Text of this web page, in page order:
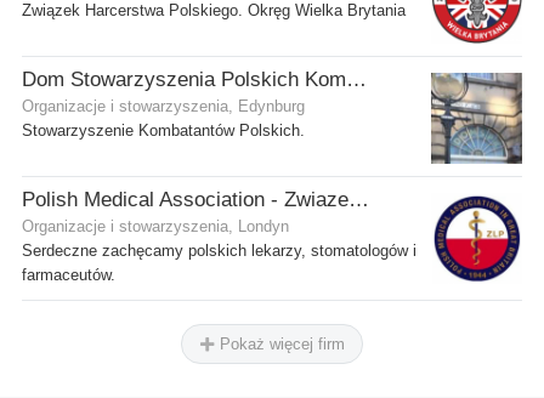
Związek Harcerstwa Polskiego. Okręg Wielka Brytania
Dom Stowarzyszenia Polskich Kombatantów (SPK) w Edynburgu
Organizacje i stowarzyszenia, Edynburg
Stowarzyszenie Kombatantów Polskich.
Polish Medical Association - Zwiazek Lekarzy Polskich w Wielkiej Brytanii
Organizacje i stowarzyszenia, Londyn
Serdeczne zachęcamy polskich lekarzy, stomatologów i
farmaceutów.
Pokaż więcej firm